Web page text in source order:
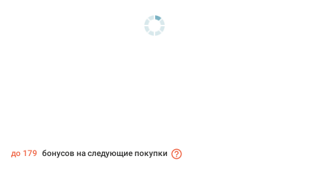
до 179 бонусов на следующие покупки